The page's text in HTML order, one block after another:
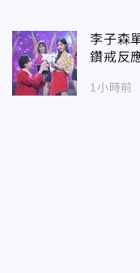
李子森
鑽戒反
1小時前